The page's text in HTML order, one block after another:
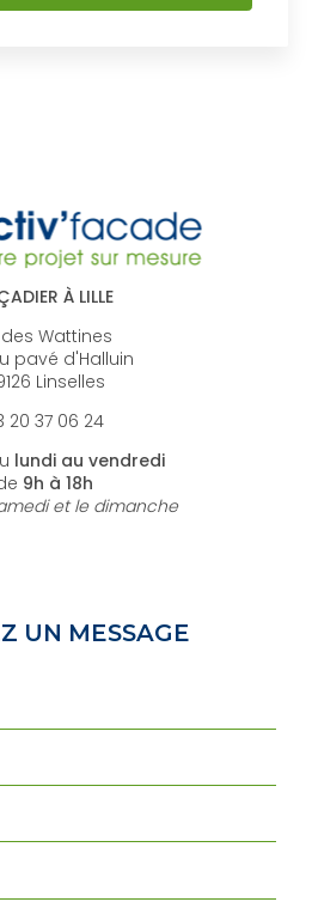
À LILLE
des Wattines
pavé d'Halluin
Linselles
20 37 06 24
lundi au vendredi
9h à 18h
et le dimanche
UN MESSAGE